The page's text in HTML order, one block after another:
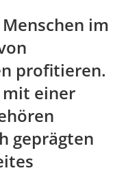
im
profitieren.
mit einer
geprägten